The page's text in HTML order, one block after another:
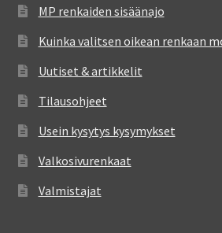
MP renkaiden sisäänajo
Kuinka valitsen oikean renkaan
Uutiset & artikkelit
Tilausohjeet
Usein kysytys kysymykset
Valkosivurenkaat
Valmistajat